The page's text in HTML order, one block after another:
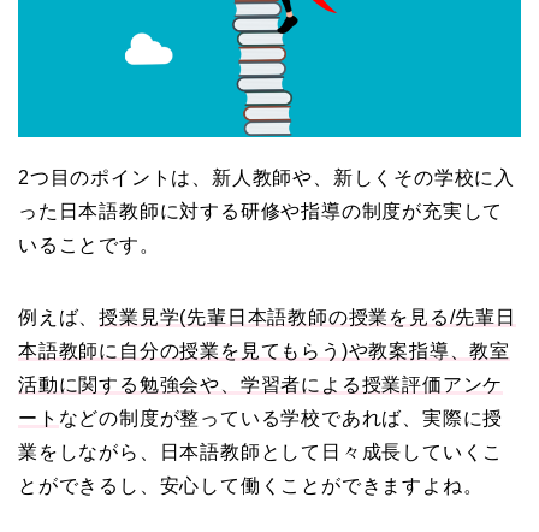
2つ目のポイントは、新人教師や、新しくその学校に入
った日本語教師に対する研修や指導の制度が充実して
いることです。
例えば、授業見学(先輩日本語教師の授業を見る/先輩日
本語教師に自分の授業を見てもらう)や教案指導、教室
活動に関する勉強会や、学習者による授業評価アンケ
ート などの制度が整っている学校であれば、実際に授
業をしながら、日本語教師として日々成長していくこ
とができるし、安心して働くことができますよね。